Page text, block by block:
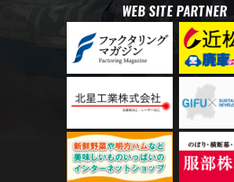
WEB SITE PARTNER